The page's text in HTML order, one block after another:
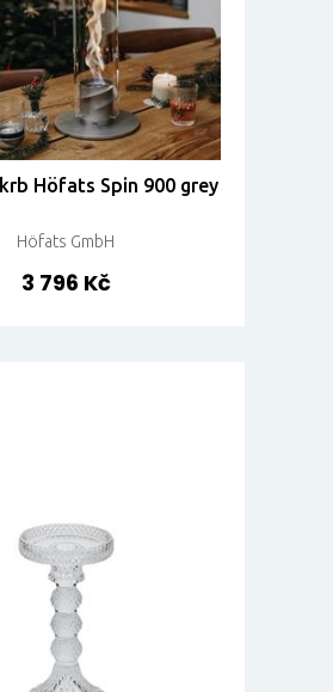
Höfats Spin 900 grey
Höfats GmbH
3 796 Kč